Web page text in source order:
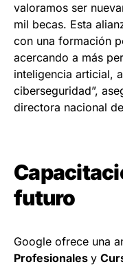
valoramos ser
mil becas. Esta
con una formación
acercando a más
inteligencia articial,
ciberseguridad”,
directora nacional
futuro
Google ofrece una
Profesionales y